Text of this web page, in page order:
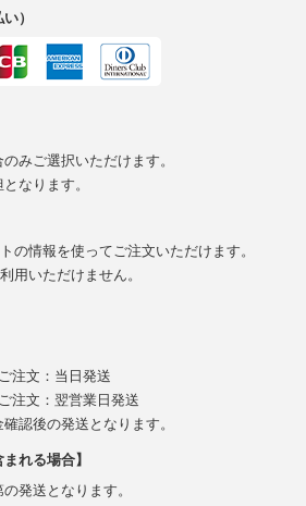
）
みご選択いただけます。
なります。
の情報を使ってご注文いただけます。
用いただけません。
注文：当日発送
注文：翌営業日発送
認後の発送となります。
れる場合】
発送となります。